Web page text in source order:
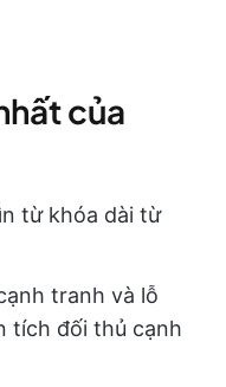
của
từ khóa dài từ
tranh và lỗ
tích đối thủ cạnh